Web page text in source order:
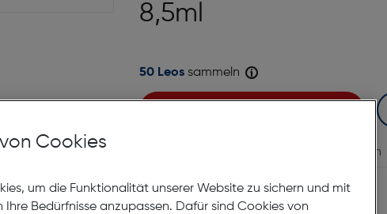
8,5ml
50 Leos sammeln
vergleichen
Lagernd | 6 bis 8 Werktage Lieferzeit
Nach Hause liefern
Cookies
um die Funktionalität unserer Website zu sichern und mit
Ihre Bedürfnisse anzupassen. Dafür sind Cookies von